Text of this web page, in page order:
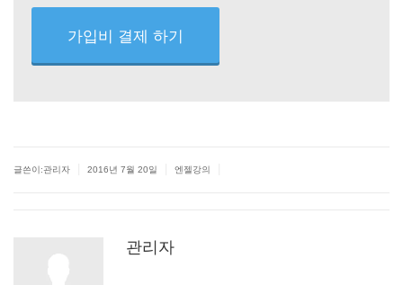
글쓴이:관리자 2016년 7월 20일 엔젤강의
관리자